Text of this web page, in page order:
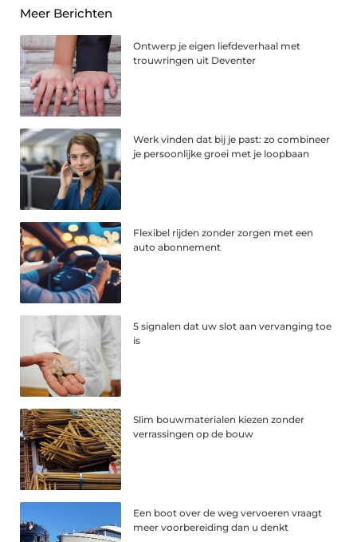
Meer Berichten
Ontwerp je eigen liefdeverhaal met
trouwringen uit Deventer
Werk vinden dat bij je past: zo combineer
je persoonlijke groei met je loopbaan
Flexibel rijden zonder zorgen met een
auto abonnement
5 signalen dat uw slot aan vervanging toe
is
Slim bouwmaterialen kiezen zonder
verrassingen op de bouw
Een boot over de weg vervoeren vraagt
meer voorbereiding dan u denkt